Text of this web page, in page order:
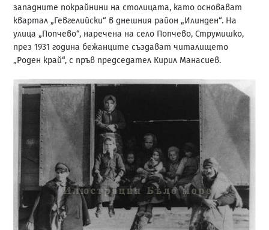
западните покрайнини на столицата, като основават
квартал „Гевгелийски“ в днешния район „Илинден“. На
улица „Попчево“, наречена на село Попчево, Струмишко,
през 1931 година бежанците създават читалището
„Роден край“, с пръв председател Кирил Манасиев.